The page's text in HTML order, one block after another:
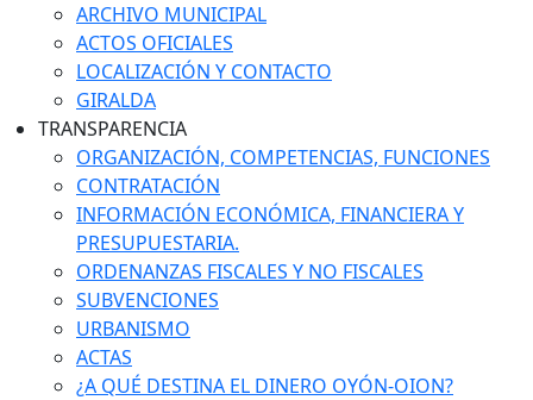
ARCHIVO MUNICIPAL
ACTOS OFICIALES
LOCALIZACIÓN Y CONTACTO
GIRALDA
TRANSPARENCIA
ORGANIZACIÓN, COMPETENCIAS, FUNCIONES
CONTRATACIÓN
INFORMACIÓN ECONÓMICA, FINANCIERA Y
PRESUPUESTARIA.
ORDENANZAS FISCALES Y NO FISCALES
SUBVENCIONES
URBANISMO
ACTAS
¿A QUÉ DESTINA EL DINERO OYÓN-OION?